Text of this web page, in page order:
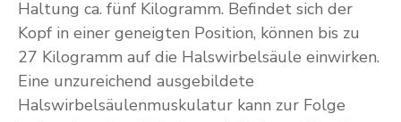
Haltung ca. fünf Kilogramm. Befindet sich der
Kopf in einer geneigten Position, können bis zu
27 Kilogramm auf die Halswirbelsäule einwirken.
Eine unzureichend ausgebildete
Halswirbelsäulenmuskulatur kann zur Folge